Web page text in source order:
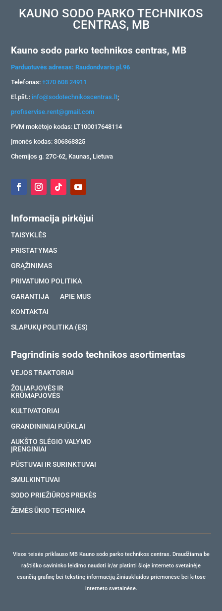
KAUNO SODO PARKO TECHNIKOS
CENTRAS, MB
Kauno sodo parko technikos centras, MB
Parduotuvės adresas: Raudondvario pl.96
Telefonas:+370 608 24911
El.pšt.: info@sodotechnikoscentras.lt;
profiservise.rent@gmail.com
PVM mokėtojo kodas: LT100017648114
Įmonės kodas: 306368325
Chemijos g. 27C-62, Kaunas, Lietuva
Informacija pirkėjui
TAISYKLĖS
PRISTATYMAS
GRĄŽINIMAS
PRIVATUMO POLITIKA
GARANTIJA
APIE MUS
KONTAKTAI
SLAPUKŲ POLITIKA (ES)
Pagrindinis sodo technikos asortimentas
VEJOS TRAKTORIAI
ŽOLIAPJOVĖS IR
KRŪMAPJOVĖS
KULTIVATORIAI
GRANDININIAI PJŪKLAI
AUKŠTO SLĖGIO VALYMO
ĮRENGINIAI
PŪSTUVAI IR SURINKTUVAI
SMULKINTUVAI
SODO PRIEŽIŪROS PREKĖS
ŽEMĖS ŪKIO TECHNIKA
Visos teisės priklauso MB Kauno sodo parko technikos centras. Draudžiama be
raštiško savininko leidimo naudoti ir/ar platinti šioje interneto svetainėje
esančią grafinę bei tekstinę informaciją žiniasklaidos priemonėse bei kitose
interneto svetainėse.